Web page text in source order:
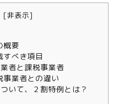
[非表示]
概要
すべき項目
者と課税事業者
業者との違い
いて、２割特例とは？